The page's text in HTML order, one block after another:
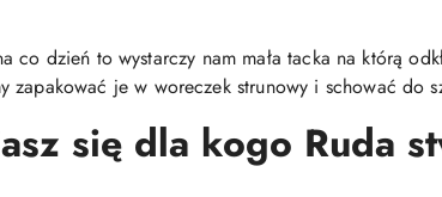
co dzień to wystarczy nam mała tacka na którą
zapakować je w woreczek strunowy i schować do
się dla kogo Ruda